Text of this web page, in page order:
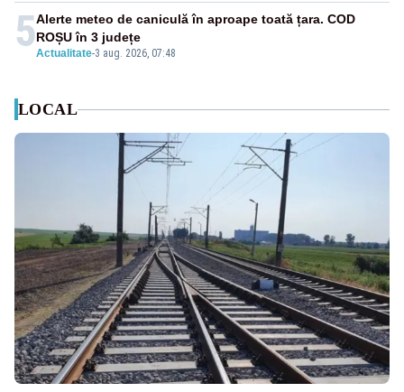
5Actualitate-3 aug. 2026, 07:48
Alerte meteo de caniculă în aproape toată țara. COD
ROȘU în 3 județe
LOCAL